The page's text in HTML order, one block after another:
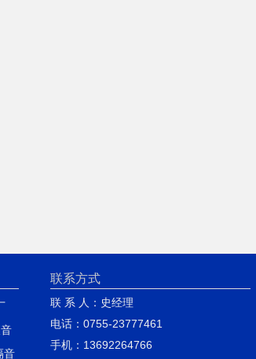
音
联系方式
联 系 人：史经理
电话：0755-23777461
手机：13692264766